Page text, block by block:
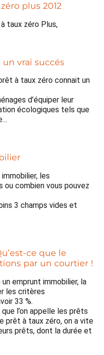
plus 2012
taux zéro Plus,
un vrai succés
à taux zéro connait un
d’équiper leur
écologiques tels que
les
ou combien vous pouvez
3 champs vides et
ce que le
par un courtier !
emprunt immobilier, la
les critères
33 %.
l’on appelle les prêts
prêt à taux zéro, on a vite
prêts, dont la durée et